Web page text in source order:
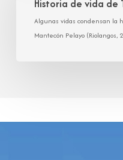
Tomás
Mantecón
Historia de vida de
Algunas vidas condensan la
Mantecón Pelayo (Riolangos,